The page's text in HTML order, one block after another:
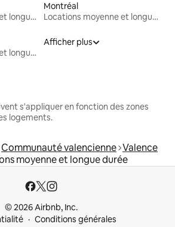
Locations moyenne et longue durée
Montréal
Locations moyenne et longue durée
Locations moyenne et longue durée
Afficher plus
s'appliquer en fonction des zones
logements.
Communauté valencienne Valence
moyenne et longue durée
© 2026 Airbnb, Inc.
Conditions générales